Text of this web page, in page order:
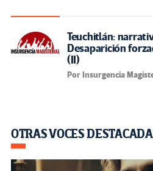
Teuchitlán:
Desaparición
(II)
Por Insurgencia
OTRAS VOCES